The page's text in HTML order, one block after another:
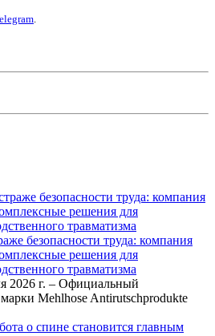
безопасности труда: компания
решения для
травматизма
2026 г. – Официальный
Mehlhose Antirutschprodukte